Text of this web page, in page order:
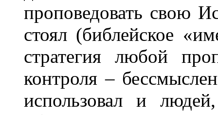
проповедовать свою
стоял (библейское
стратегия любой
контроля –
использовал и